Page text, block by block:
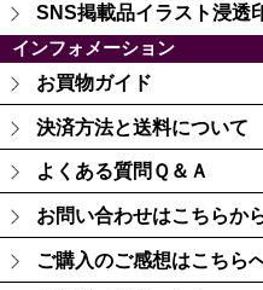
SNS掲載品イラスト浸透
インフォメーション
お買物ガイド
決済方法と送料について
よくある質問Ｑ＆Ａ
お問い合わせはこちらか
ご購入のご感想はこちら